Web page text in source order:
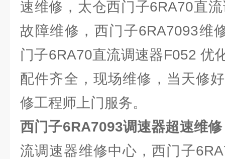
速维修，太仓西门子6RA70直
故障维修，西门子6RA7093维
门子6RA70直流调速器F052 优
配件齐全，现场维修，当天修
修工程师上门服务。
西门子6RA7093调速器超速维修
流调速器维修中心，西门子